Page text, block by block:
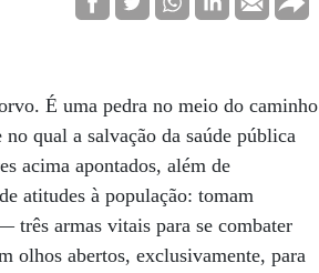
É uma pedra no meio do caminho
qual a salvação da saúde pública
acima apontados, além de
atitudes à população: tomam
três armas vitais para se combater
olhos abertos, exclusivamente, para